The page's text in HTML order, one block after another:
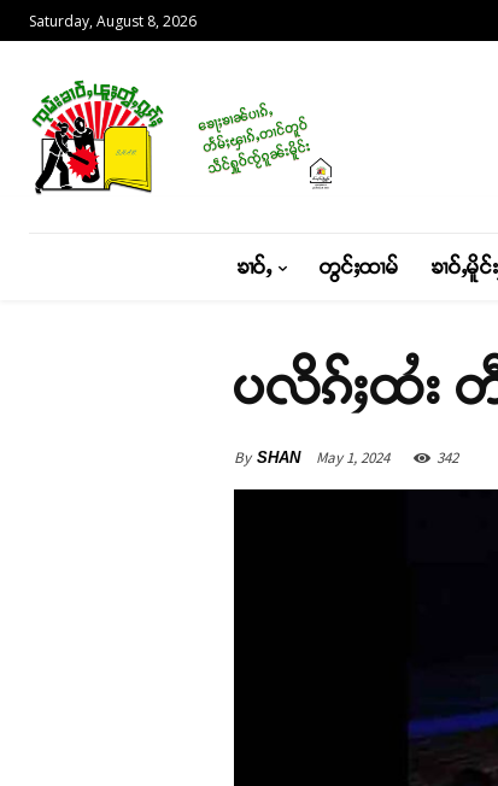
Saturday, August 8, 2026
ၶၢဝ်ႇ တွင်ႈထၢမ် ၶၢဝ်ႇမိူ
ပလိၵ်ႈထႆး တီ
By SHAN May 1, 2024 342